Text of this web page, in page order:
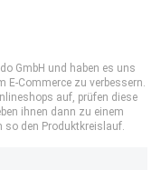
GmbH und haben es uns
Commerce zu verbessern.
auf, prüfen diese
ihnen dann zu einem
so den Produktkreislauf.